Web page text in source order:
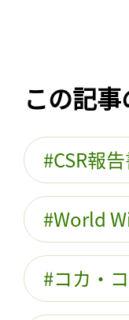
この記
CSR報
World
コカ・